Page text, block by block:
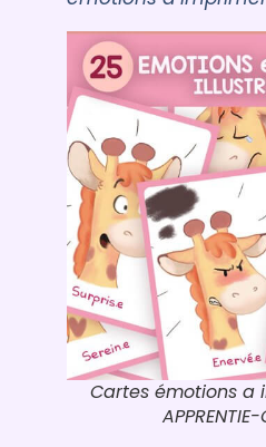
Cartes émotions a
APPRENTIE-